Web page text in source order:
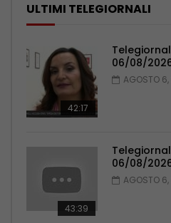
ULTIMI TELEGIORNALI
42:17
06/08/
AGOSTO
43:39
06/08/
AGOSTO